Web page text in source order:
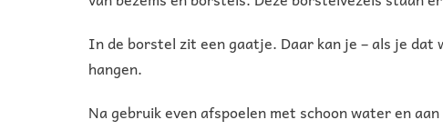
In de borstel zit een gaatje. Daar kan je – als je dat
hangen.
Na gebruik even afspoelen met schoon water en